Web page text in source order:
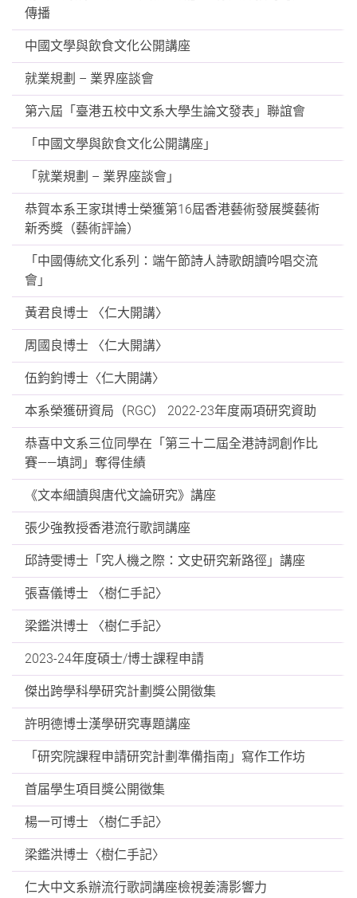
傳播
中國文學與飲食文化公開講座
就業規劃 – 業界座談會
第六屆「臺港五校中文系大學生論文發表」聯誼會
「中國文學與飲食文化公開講座」
「就業規劃 – 業界座談會」
恭賀本系王家琪博士榮獲第16屆香港藝術發展獎藝術
新秀獎（藝術評論）
「中國傳統文化系列：端午節詩人詩歌朗讀吟唱交流
會」
黃君良博士 〈仁大開講〉
周國良博士 〈仁大開講〉
伍鈞鈞博士〈仁大開講〉
本系榮獲研資局（RGC） 2022-23年度兩項研究資助
恭喜中文系三位同學在「第三十二屆全港詩詞創作比
賽——填詞」奪得佳績
《文本細讀與唐代文論研究》講座
張少強教授香港流行歌詞講座
邱詩雯博士「究人機之際：文史研究新路徑」講座
張喜儀博士 〈樹仁手記〉
梁鑑洪博士 〈樹仁手記〉
2023-24年度碩士/博士課程申請
傑出跨學科學研究計劃獎公開徵集
許明德博士漢學研究專題講座
「研究院課程申請研究計劃準備指南」寫作工作坊
首届學生項目獎公開徵集
楊一可博士 〈樹仁手記〉
梁鑑洪博士〈樹仁手記〉
仁大中文系辦流行歌詞講座檢視姜濤影響力